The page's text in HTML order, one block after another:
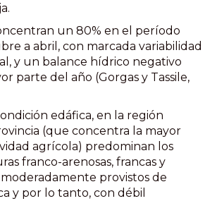
un 80% en el período
a abril, con marcada variabilidad
y un balance hídrico negativo
parte del año (Gorgas y Tassile,
edáfica, en la región
(que concentra la mayor
agrícola) predominan los
franco-arenosas, francas y
provistos de
y por lo tanto, con débil